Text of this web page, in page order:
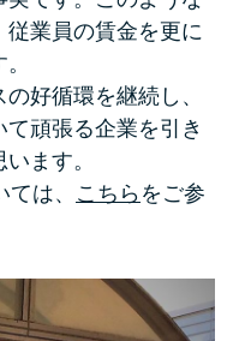
従業員の賃金を更に
好循環を継続し、
頑張る企業を引き
ます。
は、 こちら をご参